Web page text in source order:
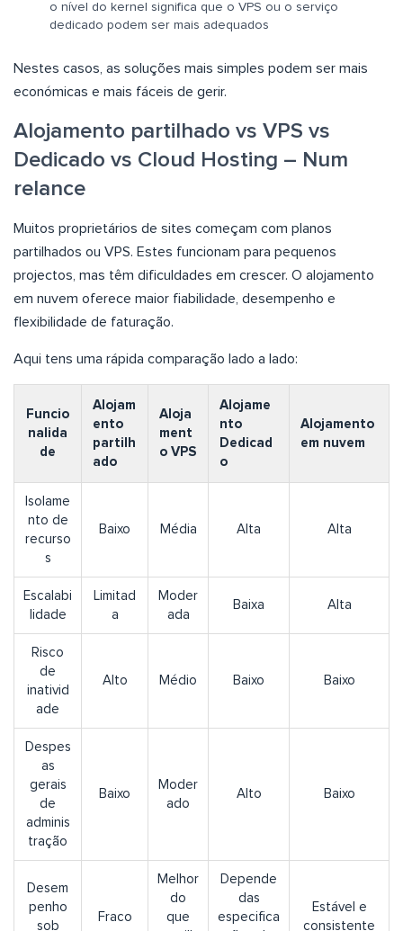
o nível do kernel significa que o VPS ou o serviço
dedicado podem ser mais adequados
Nestes casos, as soluções mais simples podem ser mais
económicas e mais fáceis de gerir.
Alojamento partilhado vs VPS vs
Dedicado vs Cloud Hosting – Num
relance
Muitos proprietários de sites começam com planos
partilhados ou VPS. Estes funcionam para pequenos
projectos, mas têm dificuldades em crescer. O alojamento
em nuvem oferece maior fiabilidade, desempenho e
flexibilidade de faturação.
Aqui tens uma rápida comparação lado a lado:
Funcio
nalida
de
Alojam
ento
partilh
ado
Aloja
ment
o VPS
Alojame
nto
Dedicad
o
Alojamento
em nuvem
Isolame
nto de
recurso
s
Baixo Média Alta Alta
Escalabi
lidade
Limitad
a
Moder
ada
Baixa Alta
Risco
de
inativid
ade
Alto Médio Baixo Baixo
Despes
as
gerais
de
adminis
tração
Baixo
Moder
ado
Alto Baixo
Desem
penho
sob
Fraco
Melhor
do
que
Depende
das
especifica
Estável e
consistente